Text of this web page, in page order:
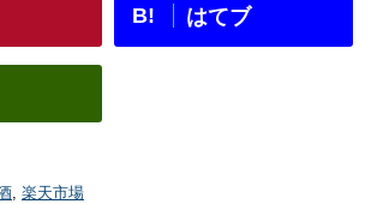
B! はてブ
, 楽天市場